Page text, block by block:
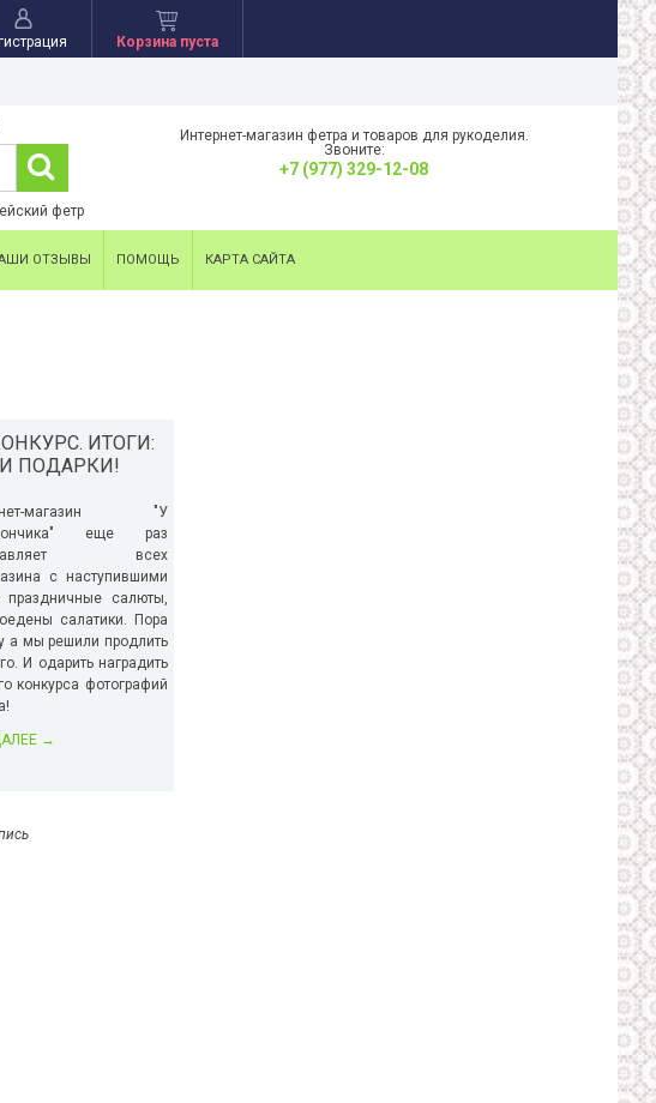
Корзина пуста
фетр
Интернет-магазин фетра и товаров для рукоделия.
Звоните:
+7 (977) 329-12-08
ОТЗЫВЫ ПОМОЩЬ КАРТА САЙТА
ИТОГИ:
ПОДАРКИ!
магазин "У
еще раз
всех
с наступившими
праздничные салюты,
салатики. Пора
а мы решили продлить
И одарить наградить
конкурса фотографий
→